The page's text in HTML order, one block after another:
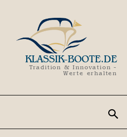
KLASSIK-BOOTE.DE
Tradition & Innovation -
Werte erhalten